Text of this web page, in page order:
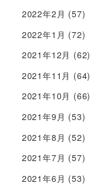
2022年2月 (57)
2022年1月 (72)
2021年12月 (62)
2021年11月 (64)
2021年10月 (66)
2021年9月 (53)
2021年8月 (52)
2021年7月 (57)
2021年6月 (53)